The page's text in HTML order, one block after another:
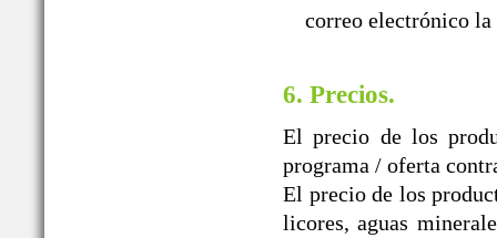
correo electrónico la
6. Precios.
El precio de los
programa / oferta
El precio de los
licores, aguas